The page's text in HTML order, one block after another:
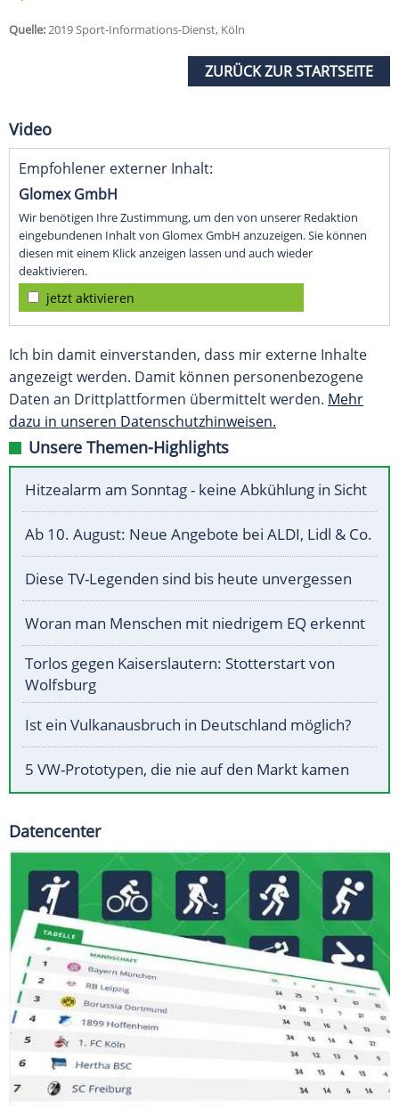
Quelle:2019 Sport-Informations-Dienst, Köln
ZURÜCK ZUR STARTSEITE
Video
Empfohlener externer Inhalt:
Glomex GmbH
Wir benötigen Ihre Zustimmung, um den von unserer Redaktion
eingebundenen Inhalt von Glomex GmbH anzuzeigen. Sie können
diesen mit einem Klick anzeigen lassen und auch wieder
deaktivieren.
jetzt aktivieren
Ich bin damit einverstanden, dass mir externe Inhalte
angezeigt werden. Damit können personenbezogene
Daten an Drittplattformen übermittelt werden. Mehr
dazu in unseren Datenschutzhinweisen.
Unsere Themen-Highlights
Hitzealarm am Sonntag - keine Abkühlung in Sicht
Ab 10. August: Neue Angebote bei ALDI, Lidl & Co.
Diese TV-Legenden sind bis heute unvergessen
Woran man Menschen mit niedrigem EQ erkennt
Torlos gegen Kaiserslautern: Stotterstart von
Wolfsburg
Ist ein Vulkanausbruch in Deutschland möglich?
5 VW-Prototypen, die nie auf den Markt kamen
Datencenter